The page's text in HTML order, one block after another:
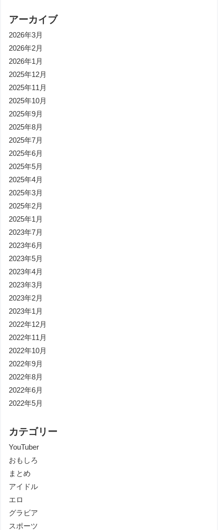
アーカイブ
2026年3月
2026年2月
2026年1月
2025年12月
2025年11月
2025年10月
2025年9月
2025年8月
2025年7月
2025年6月
2025年5月
2025年4月
2025年3月
2025年2月
2025年1月
2023年7月
2023年6月
2023年5月
2023年4月
2023年3月
2023年2月
2023年1月
2022年12月
2022年11月
2022年10月
2022年9月
2022年8月
2022年6月
2022年5月
カテゴリー
YouTuber
おもしろ
まとめ
アイドル
エロ
グラビア
スポーツ